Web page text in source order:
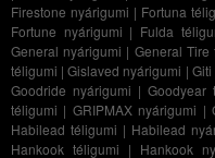
Firestone nyárigumi | Fortuna
Fortune nyárigumi | Fulda
General nyárigumi | General Tire
téligumi |Gislaved nyárigumi | Giti
Goodride nyárigumi | Goodyear
téligumi | GRIPMAX nyárigumi |
Habilead téligumi | Habilead
Hankook téligumi | Hankook